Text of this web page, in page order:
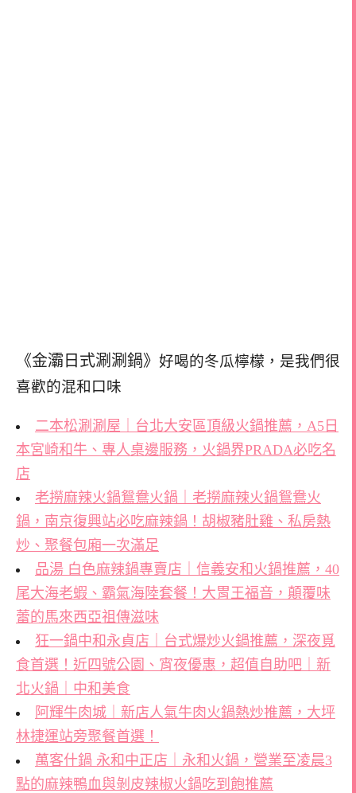
《金灞日式涮涮鍋》 好喝的冬瓜檸檬，是我們很
喜歡的混和口味
二本松涮涮屋｜台北大安區頂級火鍋推薦，A5日
本宮崎和牛、專人桌邊服務，火鍋界PRADA必吃名
店
老撈麻辣火鍋鴛鴦火鍋｜老撈麻辣火鍋鴛鴦火
鍋，南京復興站必吃麻辣鍋！胡椒豬肚雞、私房熱
炒、聚餐包廂一次滿足
品湯 白色麻辣鍋專賣店｜信義安和火鍋推薦，40
尾大海老蝦、霸氣海陸套餐！大胃王福音，顛覆味
蕾的馬來西亞祖傳滋味
狂一鍋中和永貞店｜台式爆炒火鍋推薦，深夜覓
食首選！近四號公園、宵夜優惠，超值自助吧｜新
北火鍋｜中和美食
阿輝牛肉城｜新店人氣牛肉火鍋熱炒推薦，大坪
林捷運站旁聚餐首選！
萬客什鍋 永和中正店｜永和火鍋，營業至凌晨3
點的麻辣鴨血與剝皮辣椒火鍋吃到飽推薦